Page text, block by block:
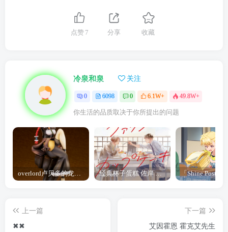
点赞 7 分享 收藏
冷泉和泉 关注
0 6098 0 6.1W+ 49.8W+
你生活的品质取决于你所提出的问题
overlord卢贝多的龙王谁厉害 「Overlord」露普斯蕾琪娜·贝塔手办开订 经典杯子蛋糕 佐岸 漫画「经典杯子蛋糕」宣布真人日剧化
上一篇
✖︎✖︎
下一篇
艾因霍恩 霍克艾先生